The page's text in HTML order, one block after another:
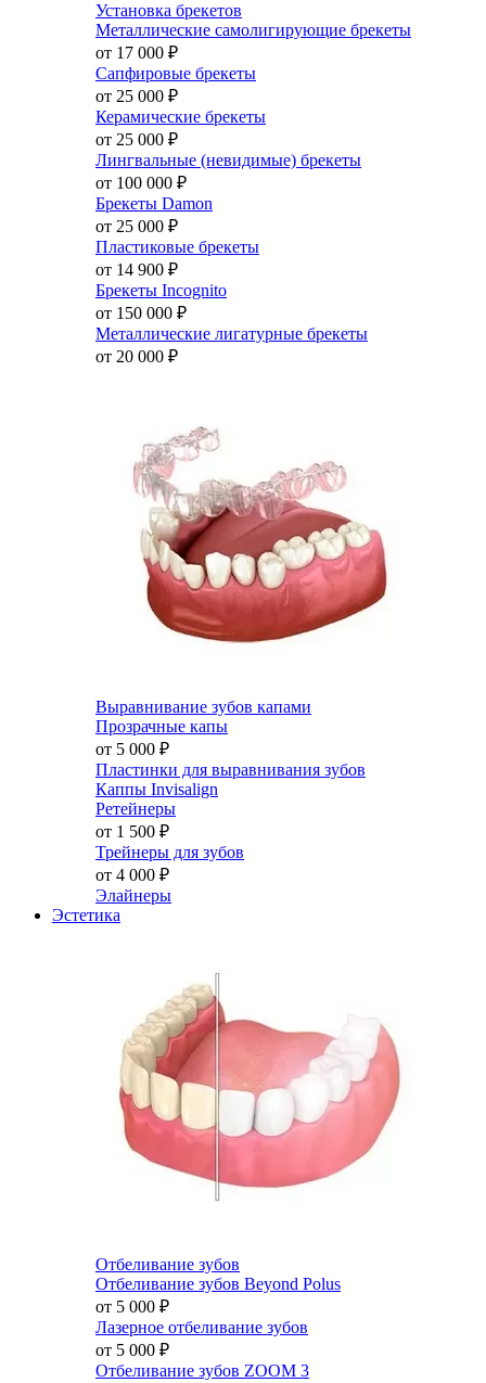
Установка брекетов
Металлические самолигирующие брекеты
от 17 000 ₽
Сапфировые брекеты
от 25 000 ₽
Керамические брекеты
от 25 000 ₽
Лингвальные (невидимые) брекеты
от 100 000 ₽
Брекеты Damon
от 25 000 ₽
Пластиковые брекеты
от 14 900 ₽
Брекеты Incognito
от 150 000 ₽
Металлические лигатурные брекеты
от 20 000 ₽
Выравнивание зубов капами
Прозрачные капы
от 5 000 ₽
Пластинки для выравнивания зубов
Каппы Invisalign
Ретейнеры
от 1 500 ₽
Трейнеры для зубов
от 4 000 ₽
Элайнеры
Эстетика
Отбеливание зубов
Отбеливание зубов Beyond Polus
от 5 000 ₽
Лазерное отбеливание зубов
от 5 000 ₽
Отбеливание зубов ZOOM 3